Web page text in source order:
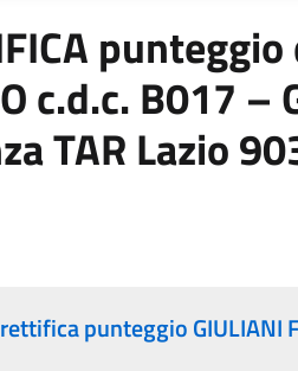
c.d.c. B017 –
TAR Lazio
punteggio GIULIANI